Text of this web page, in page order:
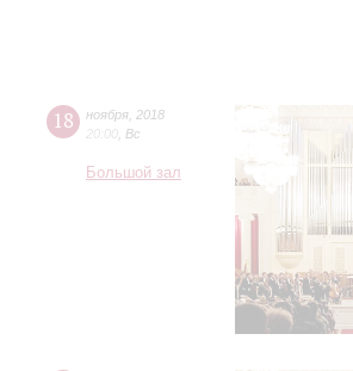
18 ноября 2018
20:00 Вс
Большой зал